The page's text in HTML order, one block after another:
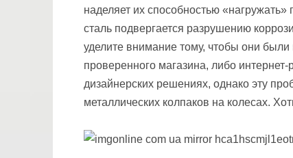
наделяет их способностью
сталь подвергается разрушению
уделите внимание тому, чтобы они
проверенного магазина, либо
дизайнерских решениях, однако эту
металлических колпаков на колесах.